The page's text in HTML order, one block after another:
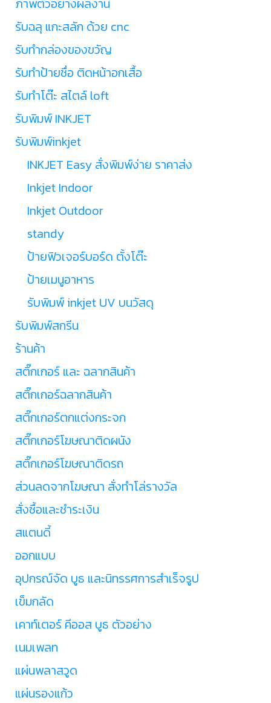
รับฉลุ แกะสลัก ด้วย cnc
รับทำกล่องของขวัญ
รับทำป้ายชื่อ ติดหน้าอกเสื้อ
รับทำโต๊ะ สไตล์ loft
รับพิมพ์ INKJET
รับพิมพ์inkjet
INKJET Easy สั่งพิมพ์ง่าย ราคาส่ง
Inkjet Indoor
Inkjet Outdoor
standy
ป้ายฟิวเจอร์บอร์ด ตั้งโต๊ะ
ป้ายเมนูอาหาร
รับพิมพ์ inkjet UV บนวัสดุ
รับพิมพ์สกรีน
ร้านค้า
สติ๊กเกอร์ และ ฉลากสินค้า
สติ๊กเกอร์ฉลากสินค้า
สติ๊กเกอร์ตกแต่งกระจก
สติ๊กเกอร์โฆษณาติดผนัง
สติ๊กเกอร์โฆษณาติดรถ
ส่วนลดจากโฆษณา สั่งทำโล่รางวัล
สั่งซื้อและชำระเงิน
สแตนดี้
ออกแบบ
อุปกรณ์จัด บูธ และนิทรรศการสำเร็จรูป
เข็มกลัด
เคาท์เตอร์ คีออส บูธ ตัวอย่าง
เนมเพลท
แผ่นพลาสวูด
แผ่นรองแก้ว